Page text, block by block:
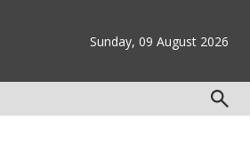
Sunday, 09 August 2026